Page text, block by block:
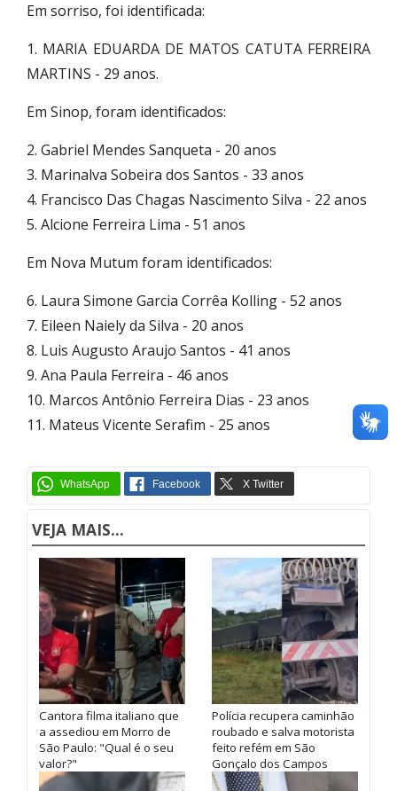
Em sorriso, foi identificada:
1. MARIA EDUARDA DE MATOS CATUTA FERREIRA
MARTINS - 29 anos.
Em Sinop, foram identificados:
2. Gabriel Mendes Sanqueta - 20 anos
3. Marinalva Sobeira dos Santos - 33 anos
4. Francisco Das Chagas Nascimento Silva - 22 anos
5. Alcione Ferreira Lima - 51 anos
Em Nova Mutum foram identificados:
6. Laura Simone Garcia Corrêa Kolling - 52 anos
7. Eileen Naiely da Silva - 20 anos
8. Luis Augusto Araujo Santos - 41 anos
9. Ana Paula Ferreira - 46 anos
10. Marcos Antônio Ferreira Dias - 23 anos
11. Mateus Vicente Serafim - 25 anos
VEJA MAIS...
Cantora filma italiano que
a assediou em Morro de
São Paulo: "Qual é o seu
valor?"
Polícia recupera caminhão
roubado e salva motorista
feito refém em São
Gonçalo dos Campos